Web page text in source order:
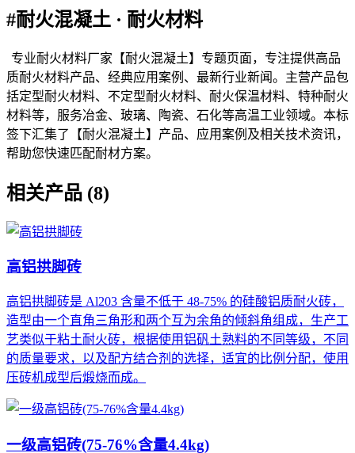
#耐火混凝土 · 耐火材料
专业耐火材料厂家【耐火混凝土】专题页面，专注提供高品
质耐火材料产品、经典应用案例、最新行业新闻。主营产品包
括定型耐火材料、不定型耐火材料、耐火保温材料、特种耐火
材料等，服务冶金、玻璃、陶瓷、石化等高温工业领域。本标
签下汇集了【耐火混凝土】产品、应用案例及相关技术资讯，
帮助您快速匹配耐材方案。
相关产品 (8)
高铝拱脚砖
高铝拱脚砖是 Al203 含量不低于 48-75% 的硅酸铝质耐火砖，
造型由一个直角三角形和两个互为余角的倾斜角组成，生产工
艺类似于粘土耐火砖，根据使用铝矾土熟料的不同等级，不同
的质量要求，以及配方结合剂的选择，适宜的比例分配，使用
压砖机成型后煅烧而成。
一级高铝砖(75-76%含量4.4kg)